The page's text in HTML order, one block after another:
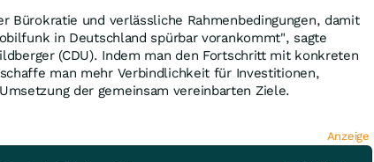
Bürokratie und verlässliche Rahmenbedingungen, damit
in Deutschland spürbar vorankommt", sagte
(CDU). Indem man den Fortschritt mit konkreten
man mehr Verbindlichkeit für Investitionen,
der gemeinsam vereinbarten Ziele.
Anzeige